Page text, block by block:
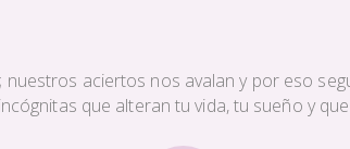
aciertos nos avalan y por eso
que alteran tu vida, tu sueño y